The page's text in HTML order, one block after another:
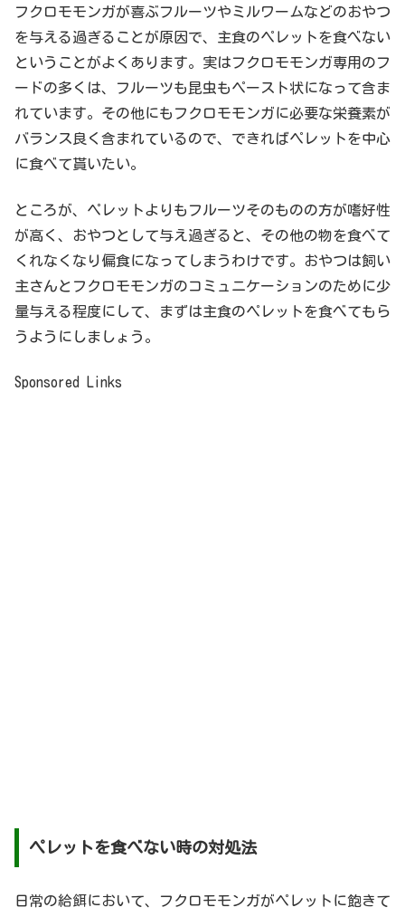
フクロモモンガが喜ぶフルーツやミルワームなどのおやつ
を与える過ぎることが原因で、主食のペレットを食べない
ということがよくあります。実はフクロモモンガ専用のフ
ードの多くは、フルーツも昆虫もペースト状になって含ま
れています。その他にもフクロモモンガに必要な栄養素が
バランス良く含まれているので、できればペレットを中心
に食べて貰いたい。
ところが、ペレットよりもフルーツそのものの方が嗜好性
が高く、おやつとして与え過ぎると、その他の物を食べて
くれなくなり偏食になってしまうわけです。おやつは飼い
主さんとフクロモモンガのコミュニケーションのために少
量与える程度にして、まずは主食のペレットを食べてもら
うようにしましょう。
Sponsored Links
ペレットを食べない時の対処法
日常の給餌において、フクロモモンガがペレットに飽きて